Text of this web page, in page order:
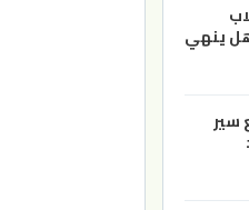
ينهي
سير